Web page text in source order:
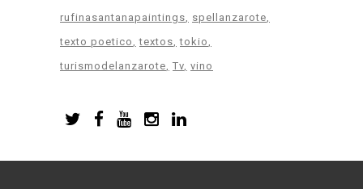
rufinasantanapaintings
spellanzarote
texto poetico
textos tokio
turismodelanzarote Tv vino